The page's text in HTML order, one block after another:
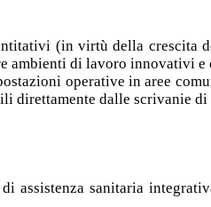
(in virtù della crescita
ambienti di lavoro innovativi
operative in aree
direttamente dalle scrivanie
assistenza sanitaria